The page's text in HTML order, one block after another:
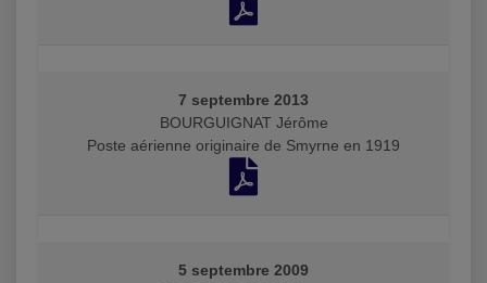
7 septembre 2013
BOURGUIGNAT Jérôme
Poste aérienne originaire de Smyrne en 1919
5 septembre 2009